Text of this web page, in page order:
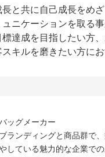
と共に自己成長をめ
ニケーションを取る
標達成を目指したい方
キルを磨きたい方にお
ッグメーカー
ランディングと商品群で
している魅力的な企業で